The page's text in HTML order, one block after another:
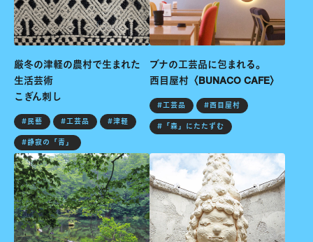
厳冬の津軽の農村で生まれた
生活芸術
こぎん刺し
#民藝 #工芸品
#津軽
#静寂の「青」
ブナの工芸品に包まれる。
西目屋村〈BUNACO CAFE〉
#工芸品
#西目屋村
#「森」にたたずむ